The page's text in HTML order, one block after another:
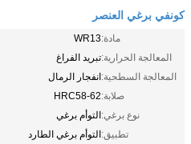
كونفي برغي العنصر
مادة:WR13
المعالجة الحرارية:تبريد الفراغ
المعالجة السطحية:انفجار الرمال
صلابة:HRC58-62
نوع برغي:التوأم برغي
تطبيق:التوأم برغي الطارد